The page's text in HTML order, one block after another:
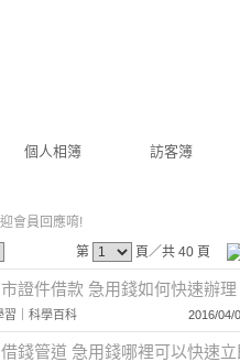
個人相簿 訪客簿
會員回應唷!
第
頁／共 40 頁
證件借款 急用錢如何快速辦理
習 科學百科 2016/04/
錢管道 急用錢哪裡可以快速